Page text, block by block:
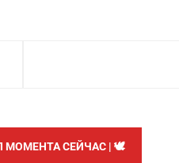
МОМЕНТА СЕЙЧАС | 🕊️